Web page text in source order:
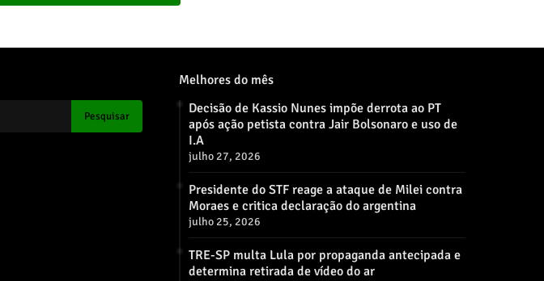
Melhores do mês
Decisão de Kassio Nunes impõe derrota ao PT
após ação petista contra Jair Bolsonaro e uso de
I.A
julho 27, 2026
Presidente do STF reage a ataque de Milei contra
Moraes e critica declaração do argentina
julho 25, 2026
TRE-SP multa Lula por propaganda antecipada e
determina retirada de vídeo do ar